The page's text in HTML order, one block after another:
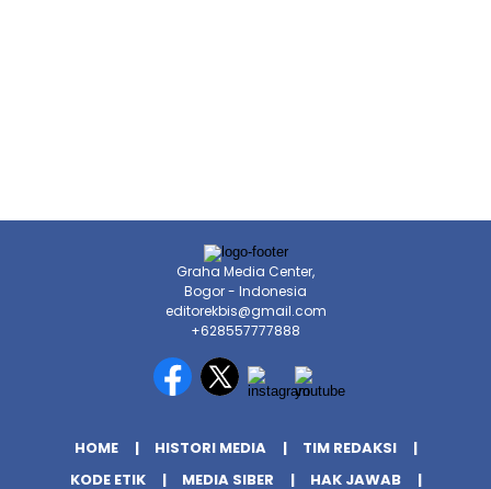
Graha Media Center,
Bogor - Indonesia
editorekbis@gmail.com
+628557777888
HOME HISTORI MEDIA
TIM REDAKSI
KODE ETIK
MEDIA SIBER HAK JAWAB